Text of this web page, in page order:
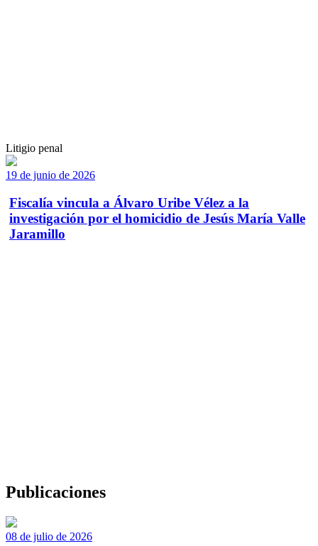
Litigio penal
19 de junio de 2026
Fiscalía vincula a Álvaro Uribe Vélez a la
investigación por el homicidio de Jesús María Valle
Jaramillo
Publicaciones
08 de julio de 2026